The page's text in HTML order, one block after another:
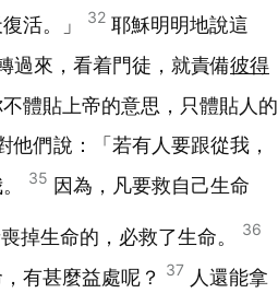
活。」
32 耶穌明明地說這
過來，看着門徒，就責備彼得
體貼上帝的意思，只體貼人的
他們說：「若有人要跟從我，
35 因為，凡要救自己生命
掉生命的，必救了生命。 36
有甚麼益處呢？ 37 人還能拿